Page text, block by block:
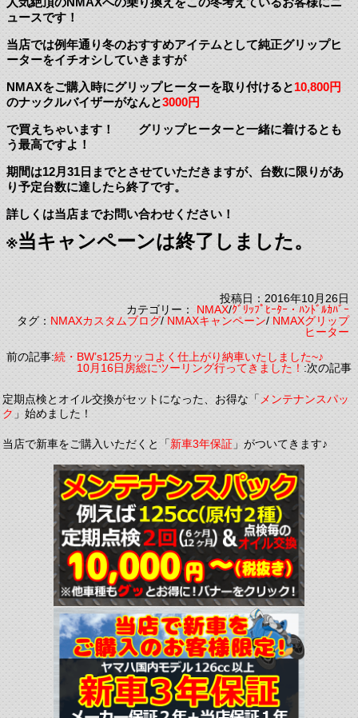
ュースです！
当店では例年通り冬のおすすめアイテムとして純正グリップヒ
ーターをイチオシしていきますが
NMAXをご購入時にグリップヒーターを取り付けると10,800円
のナックルバイザーがなんと3000円
で買えちゃいます！ グリップヒーターと一緒に着けるとも
う最高ですよ！
期間は12月31日までとさせていただきますが、台数に限りがあ
り予定台数に達したら終了です。
詳しくは当店までお問い合わせください！
※当キャンペーンは終了しました。
投稿日：2016年10月26日
カテゴリー：NMAX/ｸﾞﾘｯﾌﾟﾋｰﾀｰ・ﾊﾝﾄﾞﾙｶﾊﾞｰ
タグ：NMAXカスタムブログ/NMAXキャンペーン/NMAXグリップ
ヒーター
前の記事:続・BW’s125カッコよく仕上がり納車いたしました~♪
10月16日房総にツーリング行ってきました！:次の記事
定期点検とオイル交換がセットになった、お得な「メンテナンスパッ
ク」始めました！
当店で新車をご購入いただくと「新車3年保証」がついてきます♪